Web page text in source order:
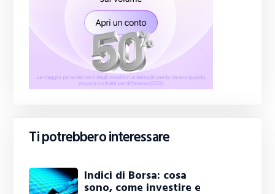
Ti potrebbero interessare
Indici di Borsa: cosa
sono, come investire e